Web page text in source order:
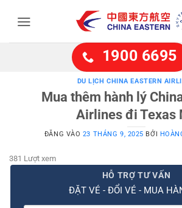
1900 6695
DU LỊCH CHINA EASTERN
Mua thêm hành lý
Airlines đi Texas
ĐĂNG VÀO 23 THÁNG 9, 2025 BỞI
381 Lượt xem
HỖ TRỢ TƯ VẤN
ĐẶT VÉ - ĐỔI VÉ - MUA